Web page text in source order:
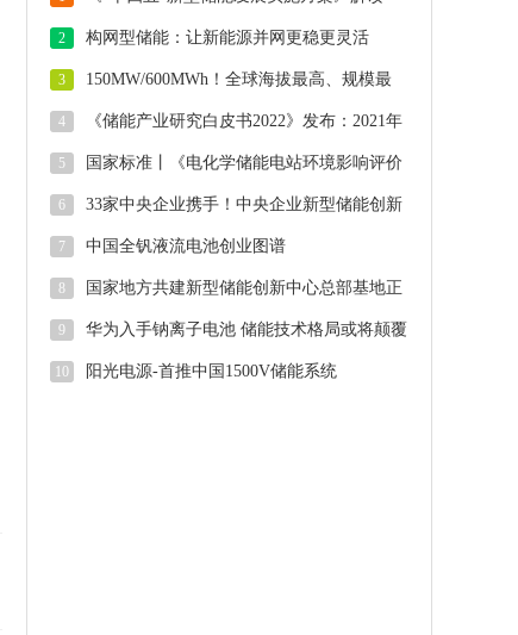
2 构网型储能：让新能源并网更稳更灵活
3
150MW/600MWh！全球海拔最高、规模最
4
《储能产业研究白皮书2022》发布：2021年
5
国家标准丨《电化学储能电站环境影响评价
6
33家中央企业携手！中央企业新型储能创新
7 中国全钒液流电池创业图谱
8
国家地方共建新型储能创新中心总部基地正
9 华为入手钠离子电池 储能技术格局或将颠覆
10 阳光电源-首推中国1500V储能系统